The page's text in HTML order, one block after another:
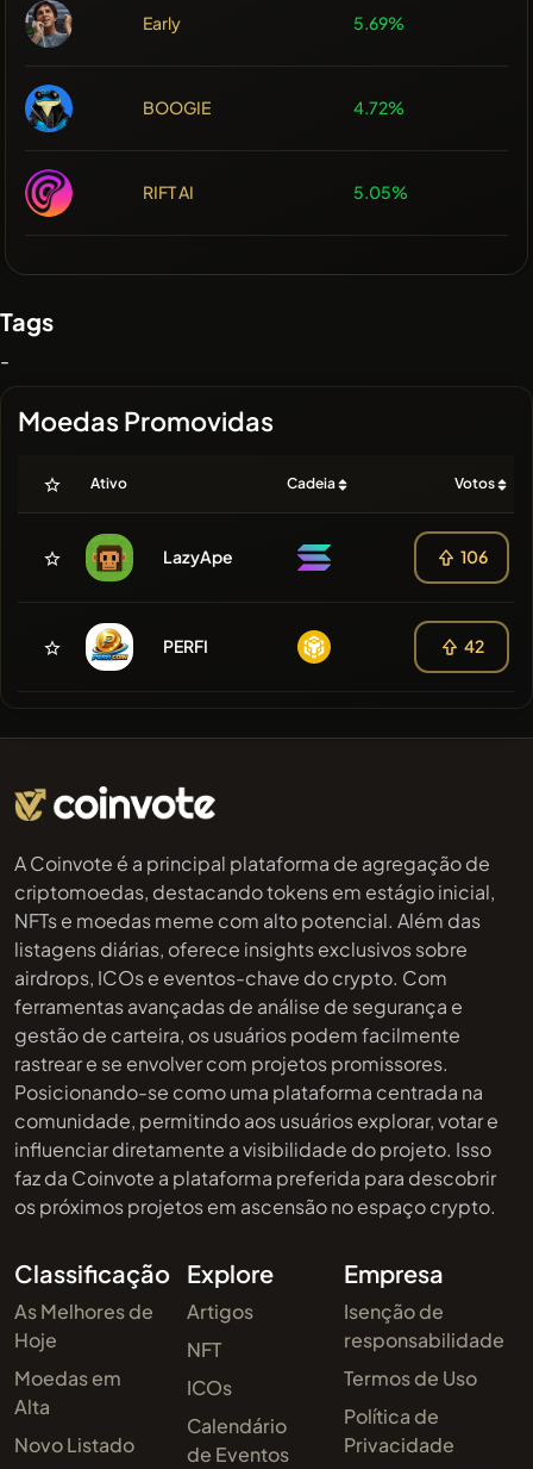
Early 5.69%
BOOGIE 4.72%
RIFT AI 5.05%
Tags
-
Moedas Promovidas
Ativo Cadeia Votos
LazyApe 106
PERFI 42
A Coinvote é a principal plataforma de agregação de
criptomoedas, destacando tokens em estágio inicial,
NFTs e moedas meme com alto potencial. Além das
listagens diárias, oferece insights exclusivos sobre
airdrops, ICOs e eventos-chave do crypto. Com
ferramentas avançadas de análise de segurança e
gestão de carteira, os usuários podem facilmente
rastrear e se envolver com projetos promissores.
Posicionando-se como uma plataforma centrada na
comunidade, permitindo aos usuários explorar, votar e
influenciar diretamente a visibilidade do projeto. Isso
faz da Coinvote a plataforma preferida para descobrir
os próximos projetos em ascensão no espaço crypto.
Classificação
As Melhores de
Hoje
Moedas em
Alta
Novo Listado
Explore
Artigos
NFT
ICOs
Calendário
de Eventos
Empresa
Isenção de
responsabilidade
Termos de Uso
Política de
Privacidade